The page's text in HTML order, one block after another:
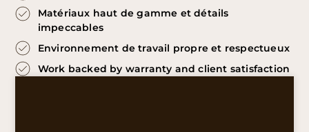
Matériaux haut de gamme et détails
impeccables
Environnement de travail propre et respectueux
Work backed by warranty and client satisfaction